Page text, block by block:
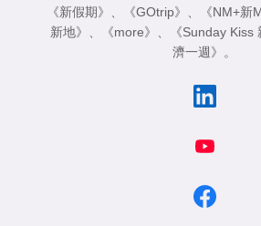
《新假期》
《GOtrip》 《NM+新
新地》
《more》 《Sunday Kiss
濟一週》
。